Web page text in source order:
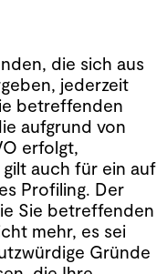
die sich aus
jederzeit
betreffenden
aufgrund von
erfolgt,
auch für ein auf
Profiling. Der
Sie betreffenden
mehr, es sei
Gründe